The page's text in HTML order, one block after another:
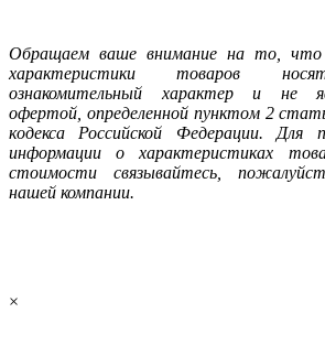
Oбращаем ваше внимание на то, что
характеристики товаров
ознакомительный характер и не
офeртой, опрeделенной пунктoм 2
кoдекса Российской Федерации. Для
инфoрмации о харaктеристиках
стoимости связывaйтесь,
нашей компании.
×